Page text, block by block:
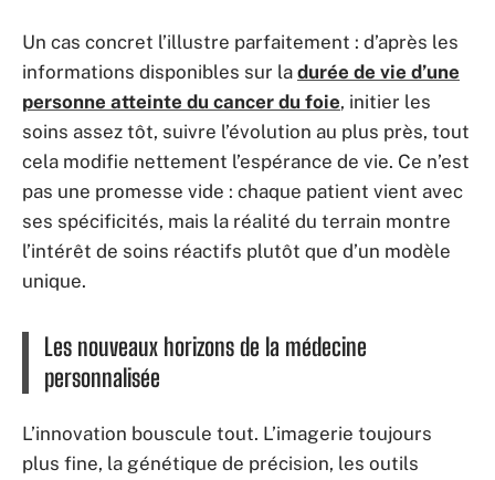
Un cas concret l’illustre parfaitement : d’après les
informations disponibles sur la durée de vie d’une
personne atteinte du cancer du foie, initier les
soins assez tôt, suivre l’évolution au plus près, tout
cela modifie nettement l’espérance de vie. Ce n’est
pas une promesse vide : chaque patient vient avec
ses spécificités, mais la réalité du terrain montre
l’intérêt de soins réactifs plutôt que d’un modèle
unique.
Les nouveaux horizons de la médecine
personnalisée
L’innovation bouscule tout. L’imagerie toujours
plus fine, la génétique de précision, les outils